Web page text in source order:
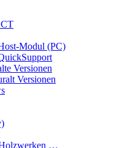
Modul (PC)
Versionen
Versionen
…